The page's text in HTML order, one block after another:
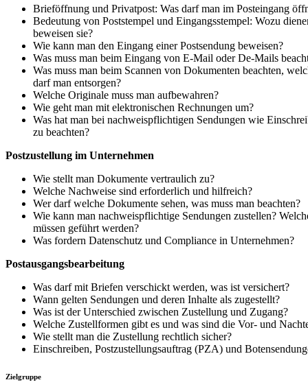
Brieföffnung und Privatpost: Was darf man im Posteingang
Bedeutung von Poststempel und Eingangsstempel: Wozu
beweisen sie?
Wie kann man den Eingang einer Postsendung beweisen?
Was muss man beim Eingang von E-Mail oder De-Mails
Was muss man beim Scannen von Dokumenten beachten,
darf man entsorgen?
Welche Originale muss man aufbewahren?
Wie geht man mit elektronischen Rechnungen um?
Was hat man bei nachweispflichtigen Sendungen wie
zu beachten?
Postzustellung im Unternehmen
Wie stellt man Dokumente vertraulich zu?
Welche Nachweise sind erforderlich und hilfreich?
Wer darf welche Dokumente sehen, was muss man beachten?
Wie kann man nachweispflichtige Sendungen zustellen?
müssen geführt werden?
Was fordern Datenschutz und Compliance in Unternehmen?
Postausgangsbearbeitung
Was darf mit Briefen verschickt werden, was ist versichert?
Wann gelten Sendungen und deren Inhalte als zugestellt?
Was ist der Unterschied zwischen Zustellung und Zugang?
Welche Zustellformen gibt es und was sind die Vor- und
Wie stellt man die Zustellung rechtlich sicher?
Einschreiben, Postzustellungsauftrag (PZA) und
Zielgruppe